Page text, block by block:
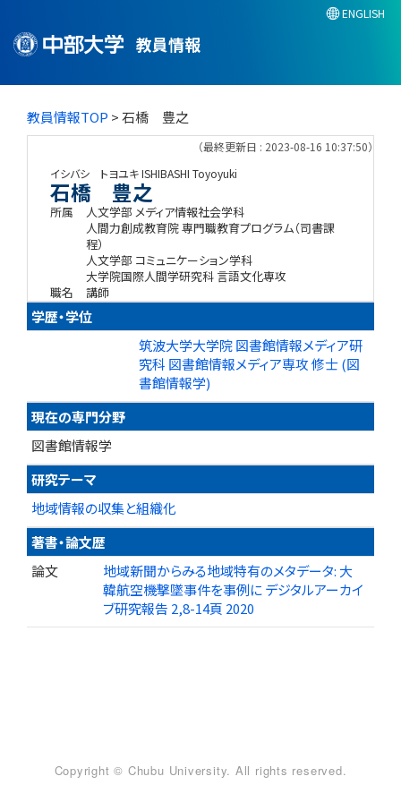
教員情報
ENGLISH
教員情報TOP > 石橋 豊之
（最終更新日 : 2023-08-16 10:37:50）
イシバシ トヨユキISHIBASHI Toyoyuki
石橋 豊之
所属
人文学部 メディア情報社会学科
人間力創成教育院 専門職教育プログラム（司書課
程）
人文学部 コミュニケーション学科
大学院国際人間学研究科 言語文化専攻
職名
講師
学歴・学位
筑波大学大学院 図書館情報メディア研
究科 図書館情報メディア専攻 修士 (図
書館情報学)
現在の専門分野
図書館情報学
研究テーマ
地域情報の収集と組織化
著書・論文歴
論文
地域新聞からみる地域特有のメタデータ: 大
韓航空機撃墜事件を事例に デジタルアーカイ
ブ研究報告 2,8-14頁 2020
Copyright © Chubu University. All rights reserved.